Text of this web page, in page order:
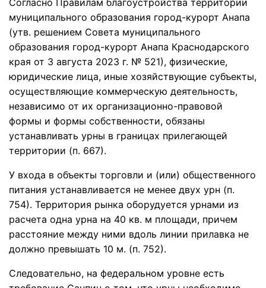
Согласно Правилам благоустройства территории
муниципального образования город-курорт Анапа
(утв. решением Совета муниципального
образования город-курорт Анапа Краснодарского
края от 3 августа 2023 г. № 521), физические,
юридические лица, иные хозяйствующие субъекты,
осуществляющие коммерческую деятельность,
независимо от их организационно-правовой
формы и формы собственности, обязаны
устанавливать урны в границах прилегающей
территории (п. 667).
У входа в объекты торговли и (или) общественного
питания устанавливается не менее двух урн (п.
754). Территория рынка оборудуется урнами из
расчета одна урна на 40 кв. м площади, причем
расстояние между ними вдоль линии прилавка не
должно превышать 10 м. (п. 752).
Следовательно, на федеральном уровне есть